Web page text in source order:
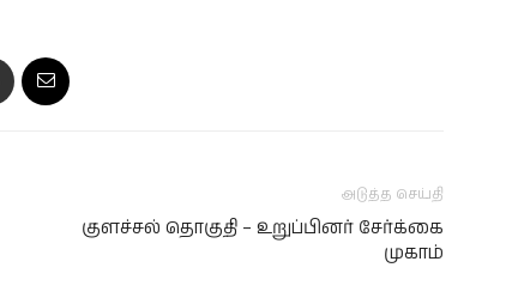
அடுத்த செய்தி
குளச்சல் தொகுதி – உறுப்பினர் சேர்க்கை
முகாம்